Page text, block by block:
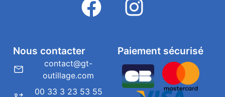
Paiement sécurisé
Nous contacter
contact@gt-
outillage.com
00 33 3 23 53 55